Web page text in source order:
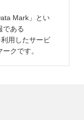
Mark」とい
である
用したサービ
クです。